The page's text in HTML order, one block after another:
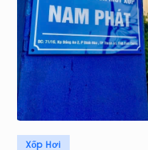
Posted
Xốp Hơi